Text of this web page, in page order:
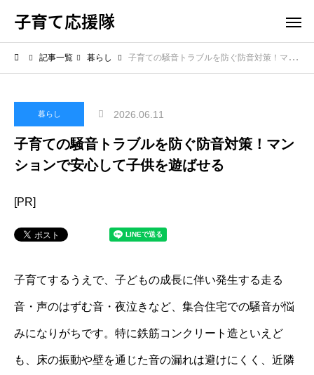
子育て応援隊
記事一覧 暮らし 子育ての騒音トラブルを防ぐ防音対策！マンションで安心して子供を遊ばせる
暮らし 2026.06.11
子育ての騒音トラブルを防ぐ防音対策！マン
ションで安心して子供を遊ばせる
[PR]
子育てするうえで、子どもの成長に伴い発生する走る
音・声のはずむ音・夜泣きなど、集合住宅での騒音が悩
みになりがちです。特に鉄筋コンクリート造といえど
も、床の振動や壁を通じた音の漏れは避けにくく、近隣